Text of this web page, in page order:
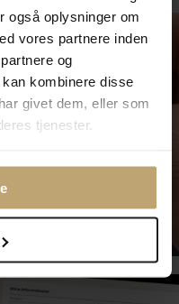
også oplysninger om
vores partnere inden
og
kombinere disse
givet dem, eller som
tjenester.